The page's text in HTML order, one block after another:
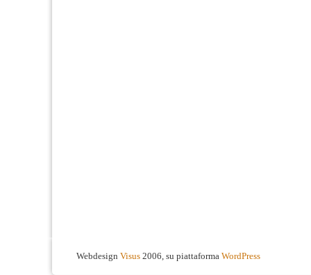
Webdesign Visus 2006, su piattaforma WordPress